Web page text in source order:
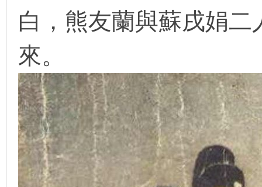
白，熊友蘭與蘇戌娟
來。